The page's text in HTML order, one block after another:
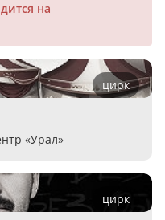
на
цирк
«Урал»
цирк